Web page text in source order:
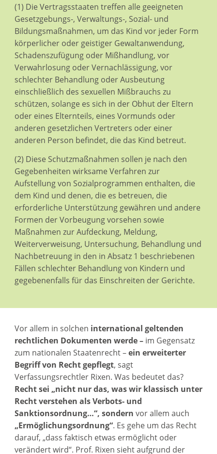
(1) Die Vertragsstaaten treffen alle geeigneten
Gesetzgebungs-, Verwaltungs-, Sozial- und
Bildungsmaßnahmen, um das Kind vor jeder Form
körperlicher oder geistiger Gewaltanwendung,
Schadenszufügung oder Mißhandlung, vor
Verwahrlosung oder Vernachlässigung, vor
schlechter Behandlung oder Ausbeutung
einschließlich des sexuellen Mißbrauchs zu
schützen, solange es sich in der Obhut der Eltern
oder eines Elternteils, eines Vormunds oder
anderen gesetzlichen Vertreters oder einer
anderen Person befindet, die das Kind betreut.
(2) Diese Schutzmaßnahmen sollen je nach den
Gegebenheiten wirksame Verfahren zur
Aufstellung von Sozialprogrammen enthalten, die
dem Kind und denen, die es betreuen, die
erforderliche Unterstützung gewähren und andere
Formen der Vorbeugung vorsehen sowie
Maßnahmen zur Aufdeckung, Meldung,
Weiterverweisung, Untersuchung, Behandlung und
Nachbetreuung in den in Absatz 1 beschriebenen
Fällen schlechter Behandlung von Kindern und
gegebenenfalls für das Einschreiten der Gerichte.
Vor allem in solchen international geltenden
rechtlichen Dokumenten werde – im Gegensatz
zum nationalen Staatenrecht –ein erweiterter
Begriff von Recht gepflegt, sagt
Verfassungsrechtler Rixen. Was bedeutet das?
Recht sei „nicht nur das, was wir klassisch unter
Recht verstehen als Verbots- und
Sanktionsordnung…“, sondern vor allem auch
„Ermöglichungsordnung“. Es gehe um das Recht
darauf, „dass faktisch etwas ermöglicht oder
verändert wird“. Prof. Rixen sieht aufgrund der